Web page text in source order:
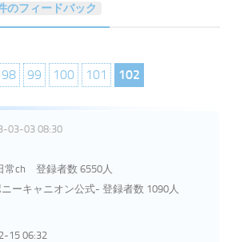
のフィードバック
98 99 100 101 102
03-03 08:30
常ch 登録者数 6550人
ーキャニオン公式- 登録者数 1090人
15 06:32